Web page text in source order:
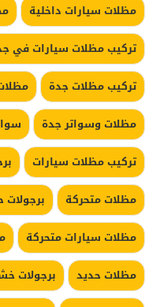
مظلات سيارات داخلية
تركيب مظلات سيارات في
تركيب مظلات جدة
مظلات وسواتر جدة
تركيب مظلات سيارات
مظلات متحركة
برجولات
مظلات سيارات متحركة
مظلات حديد
برجولات